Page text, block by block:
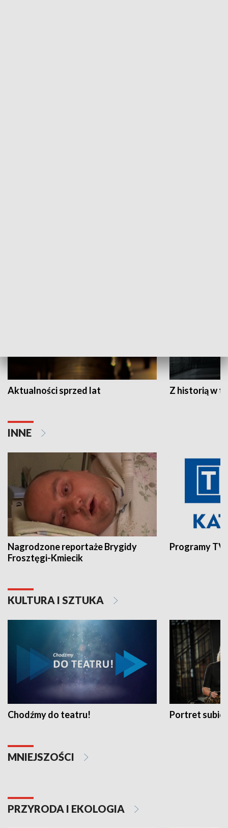
Aktualności sprzed lat Z historią w
INNE
Nagrodzone reportaże Brygidy
Frosztęgi-Kmiecik
Programy
KULTURA I SZTUKA
Chodźmy do teatru! Portret
MNIEJSZOŚCI
PRZYRODA I EKOLOGIA